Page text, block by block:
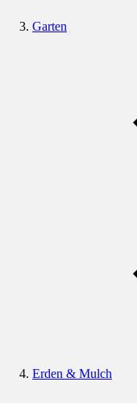
Garten
Erden & Mulch